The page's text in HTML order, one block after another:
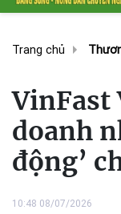
Trang chủ
VinFast
doanh
động’
10:48 08/07/2026